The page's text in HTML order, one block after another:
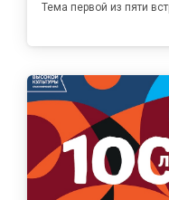
Тема первой из пяти